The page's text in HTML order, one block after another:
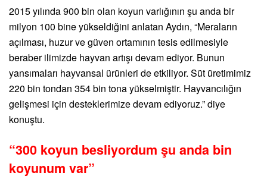
2015 yılında 900 bin olan koyun varlığının şu anda bir
milyon 100 bine yükseldiğini anlatan Aydın, “Meraların
açılması, huzur ve güven ortamının tesis edilmesiyle
beraber ilimizde hayvan artışı devam ediyor. Bunun
yansımaları hayvansal ürünleri de etkiliyor. Süt üretimimiz
220 bin tondan 354 bin tona yükselmiştir. Hayvancılığın
gelişmesi için desteklerimize devam ediyoruz.” diye
konuştu.
“300 koyun besliyordum şu anda bin
koyunum var”